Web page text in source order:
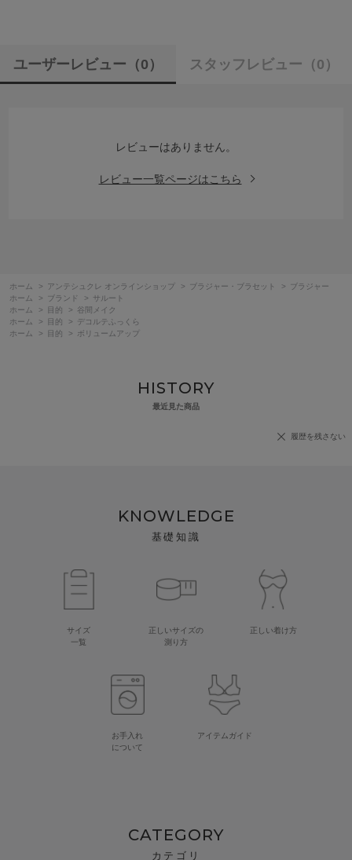
ユーザーレビュー （0） スタッフレビュー （0）
レビューはありません。
レビュー一覧ページはこちら
ホーム > アンテシュクレ オンラインショップ > ブラジャー・ブラセット >
ブラジャー
ホーム
> ブランド >
サルート
ホーム
> 目的 >
谷間メイク
ホーム
> 目的 >
デコルテふっくら
ホーム
> 目的 > ボリュームアップ
HISTORY
最近見た商品
履歴を残さない
KNOWLEDGE
基礎知識
サイズ
一覧
正しいサイズの
測り方
正しい着け方
お手入れ
について
アイテムガイド
CATEGORY
カテゴリ